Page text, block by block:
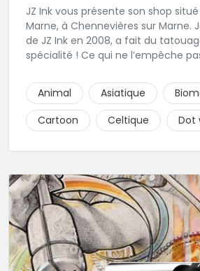
JZ Ink vous présente son shop
Marne, à Chennevières sur Marne. Jazmin, créatrice
de JZ Ink en 2008, a fait du
spécialité ! Ce qui ne l’empêche pas d'explorer
finesse dans ses traits. A ses côtés, ses acolytes Otis
& Scylla sauront donner vie a vos
personnalisés et s'épanouissent
mêlant japonais, cartoon et
sympathique !
Animal Asiatique
Cartoon
Celtique Dot